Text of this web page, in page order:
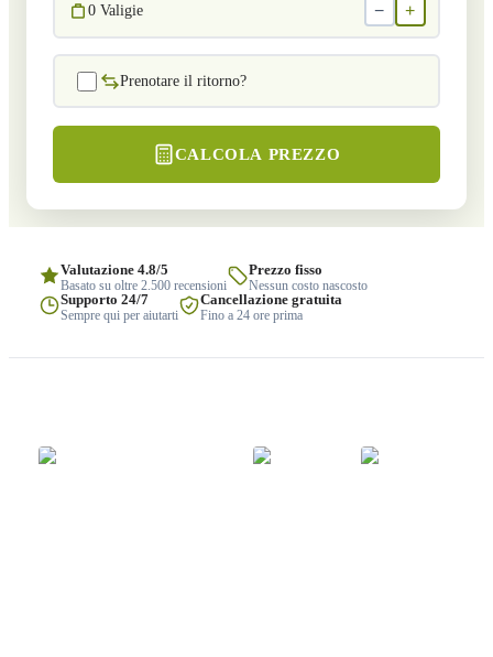
0 Valigie − +
Prenotare il ritorno?
CALCOLA PREZZO
Valutazione 4.8/5
Basato su oltre 2.500 recensioni
Prezzo fisso
Nessun costo nascosto
Supporto 24/7
Sempre qui per aiutarti
Cancellazione gratuita
Fino a 24 ore prima